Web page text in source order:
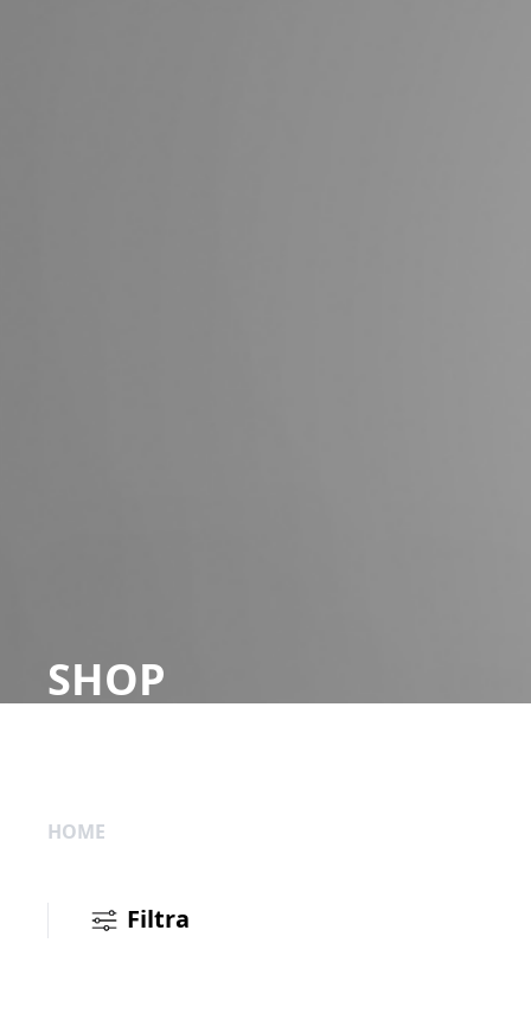
SHOP
HOME
Filtra